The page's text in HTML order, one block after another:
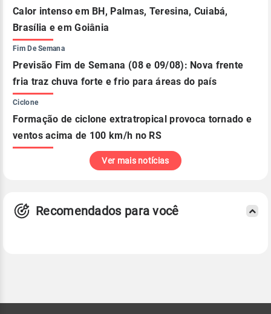
Calor intenso em BH, Palmas, Teresina, Cuiabá,
Brasília e em Goiânia
Fim De Semana
Previsão Fim de Semana (08 e 09/08): Nova frente
fria traz chuva forte e frio para áreas do país
Ciclone
Formação de ciclone extratropical provoca tornado e
ventos acima de 100 km/h no RS
Ver mais notícias
Recomendados para você